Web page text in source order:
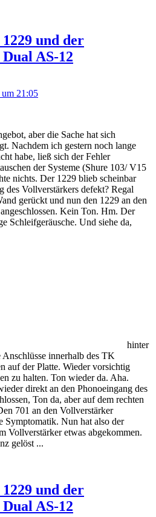
und der
Dual AS-12
21:05
aber die Sache hat sich
Nachdem ich gestern noch lange
habe, ließ sich der Fehler
der Systeme (Shure 103/ V15
nichts. Der 1229 blieb scheinbar
des Vollverstärkers defekt? Regal
gerückt und nun den 1229 an den
Kein Ton. Hm. Der
Schleifgeräusche. Und siehe da,
hinter
innerhalb des TK
auf der Platte. Wieder vorsichtig
zu halten. Ton wieder da. Aha.
direkt an den Phonoeingang des
Ton da, aber auf dem rechten
701 an den Vollverstärker
Symptomatik. Nun hat also der
Vollverstärker etwas abgekommen.
gelöst ...
und der
Dual AS-12